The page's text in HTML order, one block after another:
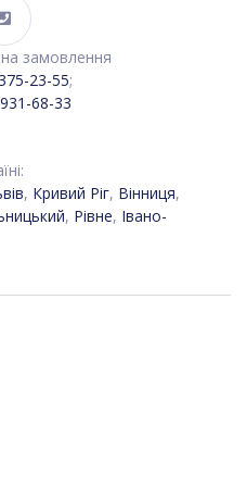
замовлення
23-55;
68-33
, Кривий Ріг, Вінниця,
, Рівне, Івано-